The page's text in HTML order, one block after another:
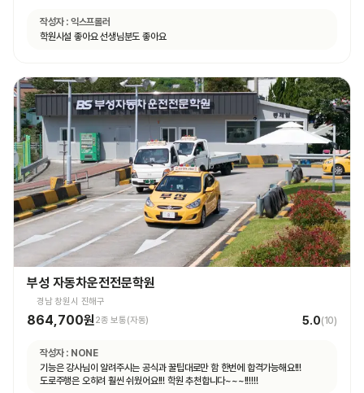
작성자 : 익스프롤러
학원시설 좋아요 선생님분도 좋아요
부성 자동차운전전문학원
경남 창원시 진해구
864,700원 2종 보통(자동) 5.0(10)
작성자 : NONE
기능은 강사님이 알려주시는 공식과 꿀팁대로만 함 한번에 합격가능해요!!!
도로주행은 오히려 훨씬 쉬웠어요!!! 학원 추천합니다~~~!!!!!!